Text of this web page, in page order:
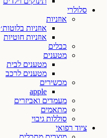
סלולרי
אוזניות
אוזניות בלוטות׳
אוזניות חוטיות
כבלים
מטענים
מטענים לבית
מטענים לרכב
מכשירים
apple
מעמדים ואביזרים
מתאמים
סוללות גיבוי
ציוד רפואי